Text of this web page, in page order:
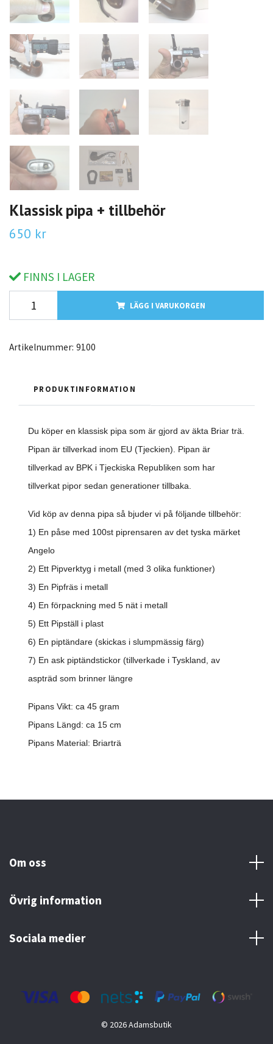
Klassisk pipa + tillbehör
650 kr
FINNS I LAGER
LÄGG I VARUKORGEN
Artikelnummer: 9100
PRODUKTINFORMATION
Du köper en klassisk pipa som är gjord av äkta Briar trä.
Pipan är tillverkad inom EU (Tjeckien). Pipan är
tillverkad av BPK i Tjeckiska Republiken som har
tillverkat pipor sedan generationer tillbaka.
Vid köp av denna pipa så bjuder vi på följande tillbehör:
1) En påse med 100st piprensaren av det tyska märket
Angelo
2) Ett Pipverktyg i metall (med 3 olika funktioner)
3) En Pipfräs i metall
4) En förpackning med 5 nät i metall
5) Ett Pipställ i plast
6) En piptändare (skickas i slumpmässig färg)
7) En ask piptändstickor (tillverkade i Tyskland, av
aspträd som brinner längre
Pipans Vikt: ca 45 gram
Pipans Längd: ca 15 cm
Pipans Material: Briarträ
Om oss
Övrig information
Sociala medier
© 2026 Adamsbutik